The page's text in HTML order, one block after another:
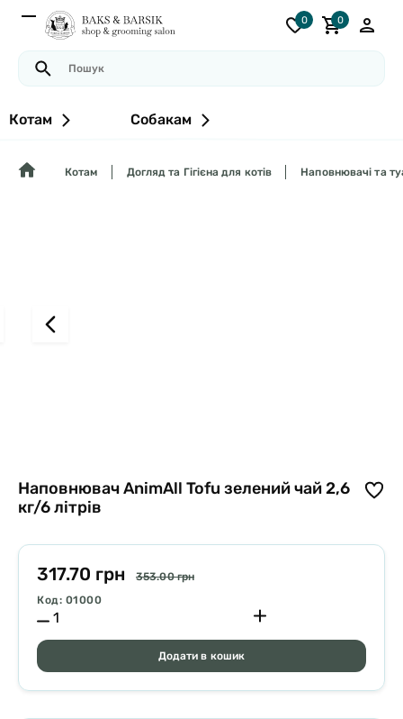
0 0
Котам Собакам
Котам Догляд та Гігієна для котів Наповнювачі та
Наповнювач AnimAll Tofu зелений чай 2,6
кг/6 літрів
317.70 грн
353.00 грн
Код: 01000
Додати в кошик